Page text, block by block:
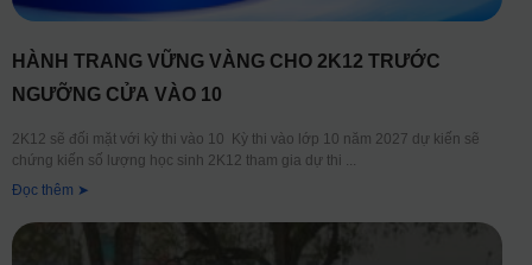
HÀNH TRANG VỮNG VÀNG CHO 2K12 TRƯỚC
NGƯỠNG CỬA VÀO 10
2K12 sẽ đối mặt với kỳ thi vào 10 Kỳ thi vào lớp 10 năm 2027 dự kiến sẽ
chứng kiến số lượng học sinh 2K12 tham gia dự thi
Đọc thêm ➤